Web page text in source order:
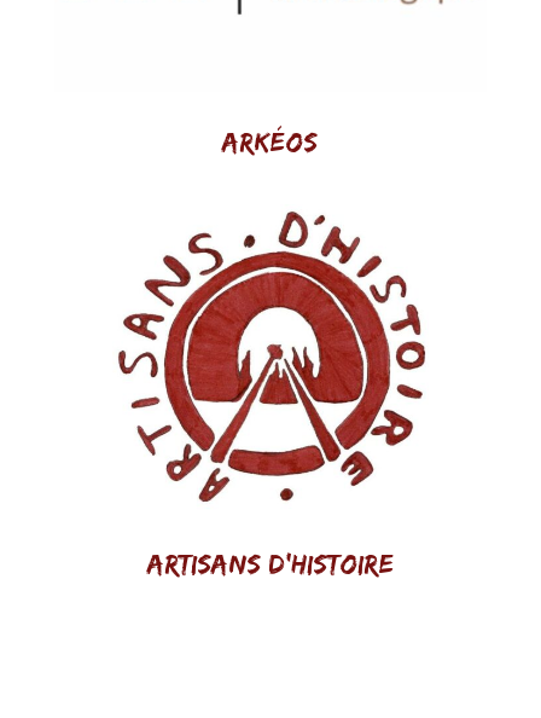
Arkéos
Artisans d'histoire